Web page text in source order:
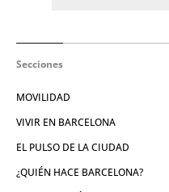
Secciones
MOVILIDAD
VIVIR EN BARCELONA
EL PULSO DE LA CIUDAD
¿QUIÉN HACE BARCELONA?